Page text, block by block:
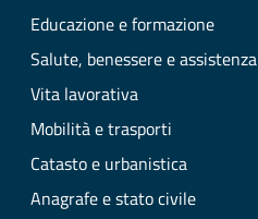
Educazione e formazione
Salute, benessere e assistenza
Vita lavorativa
Mobilità e trasporti
Catasto e urbanistica
Anagrafe e stato civile